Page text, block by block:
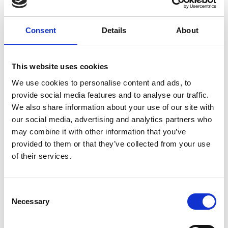
Consent Details About
This website uses cookies
We use cookies to personalise content and ads, to
provide social media features and to analyse our traffic.
We also share information about your use of our site with
our social media, advertising and analytics partners who
may combine it with other information that you’ve
provided to them or that they’ve collected from your use
of their services.
Selection
Necessary
Maanvuokrarekisteri
Rakennusvalvontarekisteri
Vuokrasopimusten asiakasrekisteri
Yksityishenkilöille eli rekisteröidyille uudistus näkyy
esimerkiksi uusina oikeuksina. Rekisteröidyillä on aiempaa
enemmän ja parempia oikeuksia, joiden avulla he voivat
ymmärtää ja seurata, miten heidän tietojaan käsitellään ja
käytetään eri tarkoituksiin.
Rekisteröidyllä on oikeus tarkastaa henkilörekisteriin
häntä koskevien henkilörekisterissä olevan virheellisten
Vaatimus tulee esittää kirjallisesti siten, että siitä käy selville